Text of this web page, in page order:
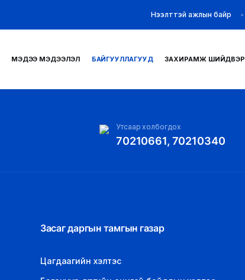
Нээлттэй ажлын байр
МЭДЭЭ МЭДЭЭЛЭЛ БАЙГУУЛЛАГУУД ЗАХИРАМЖ ШИЙДВЭР
Утсаар холбогдох
70210661, 70210340
Засаг даргын тамгын газар
Цагдаагийн хэлтэс